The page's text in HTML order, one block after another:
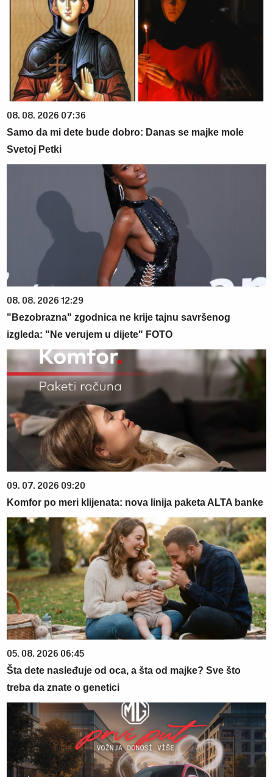
08. 08. 2026 07:36
Samo da mi dete bude dobro: Danas se majke mole
Svetoj Petki
08. 08. 2026 12:29
"Bezobrazna" zgodnica ne krije tajnu savršenog
izgleda: "Ne verujem u dijete" FOTO
09. 07. 2026 09:20
Komfor po meri klijenata: nova linija paketa ALTA banke
05. 08. 2026 06:45
Šta dete nasleđuje od oca, a šta od majke? Sve što
treba da znate o genetici